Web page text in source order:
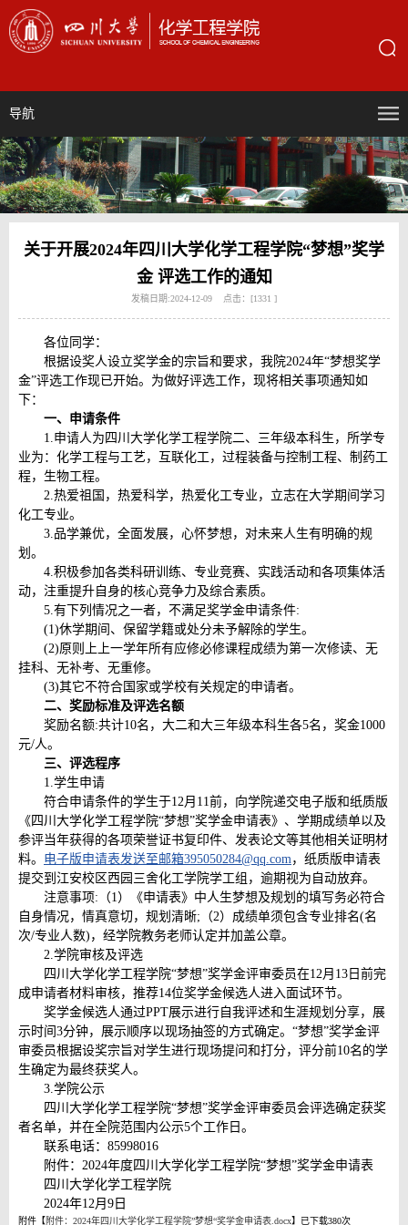
导航
关于开展2024年四川大学化学工程学院“梦想”奖学
金 评选工作的通知
发稿日期:2024-12-09 点击：[1331 ]
各位同学：
根据设奖人设立奖学金的宗旨和要求，我院2024年“梦想奖学
金”评选工作现已开始。为做好评选工作，现将相关事项通知如
下：
一、申请条件
1.申请人为四川大学化学工程学院二、三年级本科生，所学专
业为：化学工程与工艺，互联化工，过程装备与控制工程、制药工
程，生物工程。
2.热爱祖国，热爱科学，热爱化工专业，立志在大学期间学习
化工专业。
3.品学兼优，全面发展，心怀梦想，对未来人生有明确的规
划。
4.积极参加各类科研训练、专业竞赛、实践活动和各项集体活
动，注重提升自身的核心竞争力及综合素质。
5.有下列情况之一者，不满足奖学金申请条件:
(1)休学期间、保留学籍或处分未予解除的学生。
(2)原则上上一学年所有应修必修课程成绩为第一次修读、无
挂科、无补考、无重修。
(3)其它不符合国家或学校有关规定的申请者。
二、奖励标准及评选名额
奖励名额:共计10名，大二和大三年级本科生各5名，奖金1000
元/人。
三、评选程序
1.学生申请
符合申请条件的学生于12月11前，向学院递交电子版和纸质版
《四川大学化学工程学院“梦想”奖学金申请表》、学期成绩单以及
参评当年获得的各项荣誉证书复印件、发表论文等其他相关证明材
料。 电子版申请表发送至邮箱395050284@qq.com，纸质版申请表
提交到江安校区西园三舍化工学院学工组，逾期视为自动放弃。
注意事项:（1）《申请表》中人生梦想及规划的填写务必符合
自身情况，情真意切，规划清晰;（2）成绩单须包含专业排名(名
次/专业人数)，经学院教务老师认定并加盖公章。
2.学院审核及评选
四川大学化学工程学院“梦想”奖学金评审委员在12月13日前完
成申请者材料审核，推荐14位奖学金候选人进入面试环节。
奖学金候选人通过PPT展示进行自我评述和生涯规划分享，展
示时间3分钟，展示顺序以现场抽签的方式确定。“梦想”奖学金评
审委员根据设奖宗旨对学生进行现场提问和打分，评分前10名的学
生确定为最终获奖人。
3.学院公示
四川大学化学工程学院“梦想”奖学金评审委员会评选确定获奖
者名单，并在全院范围内公示5个工作日。
联系电话：85998016
附件：2024年度四川大学化学工程学院“梦想”奖学金申请表
四川大学化学工程学院
2024年12月9日
附件【 附件：2024年四川大学化学工程学院”梦想“奖学金申请表.docx】已下载380次